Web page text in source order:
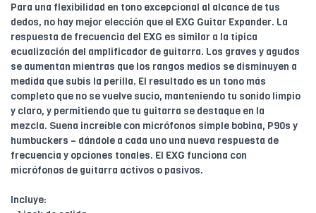
Para una flexibilidad en tono excepcional al alcance de tus
dedos, no hay mejor elección que el EXG Guitar Expander. La
respuesta de frecuencia del EXG es similar a la típica
ecualización del amplificador de guitarra. Los graves y agudos
se aumentan mientras que los rangos medios se disminuyen a
medida que subis la perilla. El resultado es un tono más
completo que no se vuelve sucio, manteniendo tu sonido limpio
y claro, y permitiendo que tu guitarra se destaque en la
mezcla. Suena increíble con micrófonos simple bobina, P90s y
humbuckers – dándole a cada uno una nueva respuesta de
frecuencia y opciones tonales. El EXG funciona con
micrófonos de guitarra activos o pasivos.
Incluye: